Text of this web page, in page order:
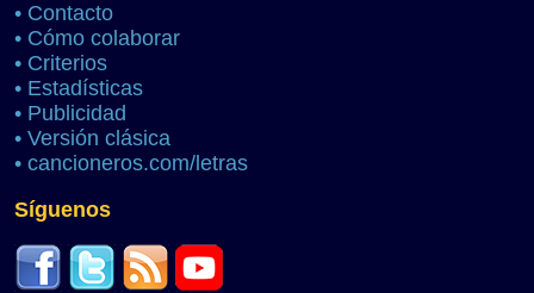
• Contacto
• Cómo colaborar
• Criterios
• Estadísticas
• Publicidad
• Versión clásica
• cancioneros.com/letras
Síguenos